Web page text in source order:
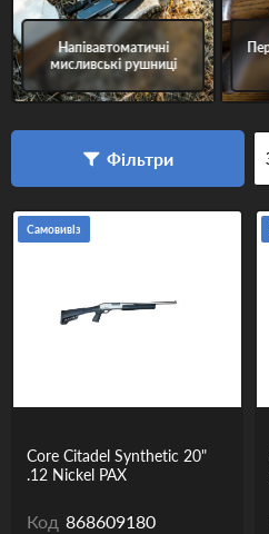
Тюнінг
Аксесуари
Релоадінг патронів
Дрони (БПЛА)
Подарункові Сертифікати
Напівавтоматичні
мисливські рушниці
Фільтри
Самовивіз
Core Citadel Synthetic 20"
.12 Nickel PAX
Код 868609180